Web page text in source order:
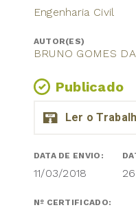
Engenharia Civil
AUTOR(ES)
BRUNO GOMES
Publicado
DATA DE ENVIO:
11/03/2018
Nº CERTIFICADO: